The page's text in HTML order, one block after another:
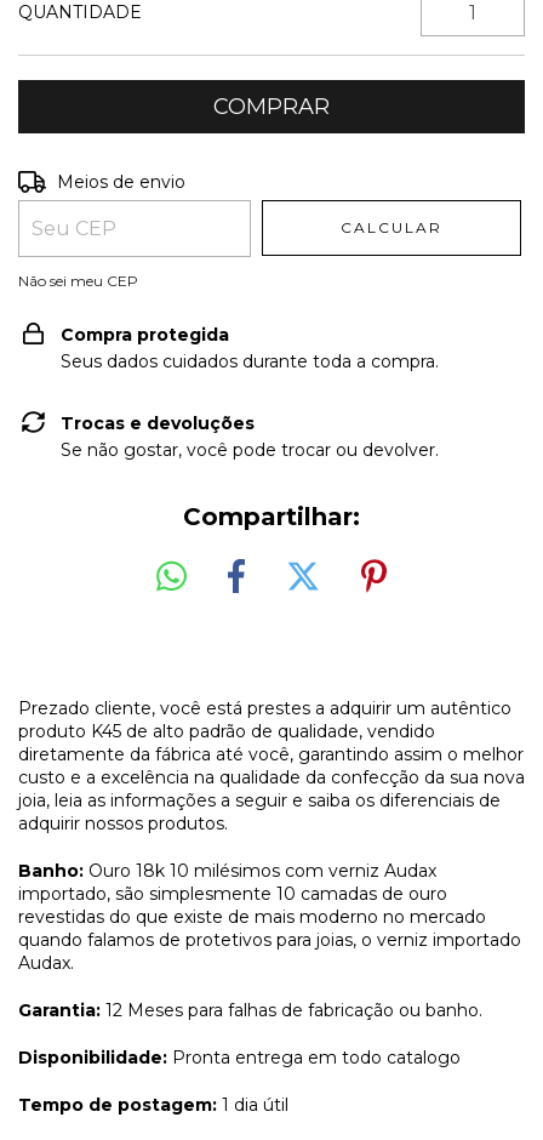
QUANTIDADE
Entregas para o CEP:
Meios de envio
CALCULAR
Não sei meu CEP
Compra protegida
Seus dados cuidados durante toda a compra.
Trocas e devoluções
Se não gostar, você pode trocar ou devolver.
Compartilhar:
Prezado cliente, você está prestes a adquirir um autêntico
produto K45 de alto padrão de qualidade, vendido
diretamente da fábrica até você, garantindo assim o melhor
custo e a excelência na qualidade da confecção da sua nova
joia, leia as informações a seguir e saiba os diferenciais de
adquirir nossos produtos.
Banho: Ouro 18k 10 milésimos com verniz Audax
importado, são simplesmente 10 camadas de ouro
revestidas do que existe de mais moderno no mercado
quando falamos de protetivos para joias, o verniz importado
Audax.
Garantia: 12 Meses para falhas de fabricação ou banho.
Disponibilidade: Pronta entrega em todo catalogo
Tempo de postagem: 1 dia útil